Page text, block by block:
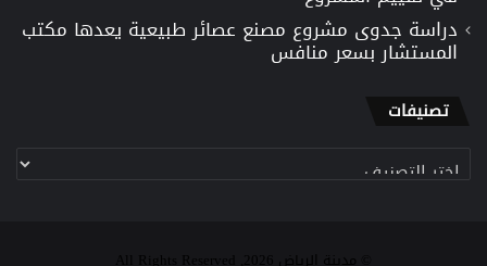
دراسة جدوى مشروع مصنع عصائر طبيعية يعدها مكتب
المستشار بسعر منافس
تصنيفات
تصنيفات
© مدينة الرياض 2026, All Rights Reserved